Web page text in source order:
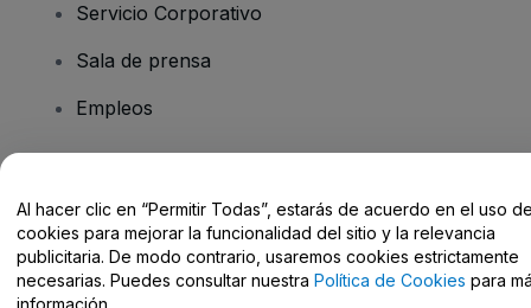
Servicio Corporativo
Sala de prensa
Empleos
Centro de Ayuda / Contacto
Al hacer clic en “Permitir Todas”, estarás de acuerdo en el uso
cookies para mejorar la funcionalidad del sitio y la relevancia
publicitaria. De modo contrario, usaremos cookies estrictamente
necesarias. Puedes consultar nuestra Política de Cookies para
información.